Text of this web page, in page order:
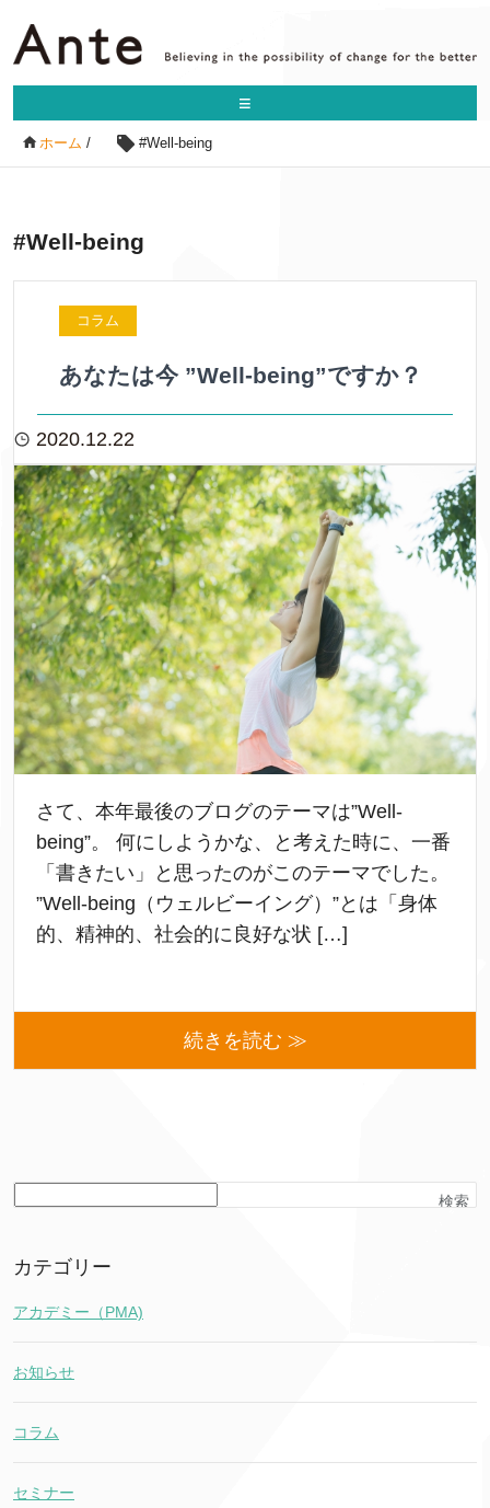
≡
ホーム / #Well-being
#Well-being
コラム
あなたは今 ”Well-being”ですか？
2020.12.22
さて、本年最後のブログのテーマは”Well-
being”。 何にしようかな、と考えた時に、一番
「書きたい」と思ったのがこのテーマでした。
”Well-being（ウェルビーイング）”とは「身体
的、精神的、社会的に良好な状 […]
続きを読む ≫
検索
カテゴリー
アカデミー（PMA)
お知らせ
コラム
セミナー